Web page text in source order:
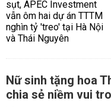
Nữ sinh tặng hoa
chia sẻ niềm vui